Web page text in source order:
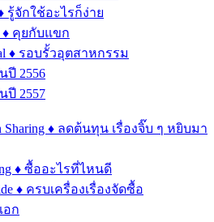
รู้จักใช้อะไรก็ง่าย
♦ คุยกับแขก
♦ รอบรั้วอุตสาหกรรม
ปี 2556
ปี 2557
Sharing ♦ ลดต้นทุน เรื่องจิ๊บ ๆ หยิบมา
♦ ซื้ออะไรที่ไหนดี
♦ ครบเครื่องเรื่องจัดซื้อ
อก